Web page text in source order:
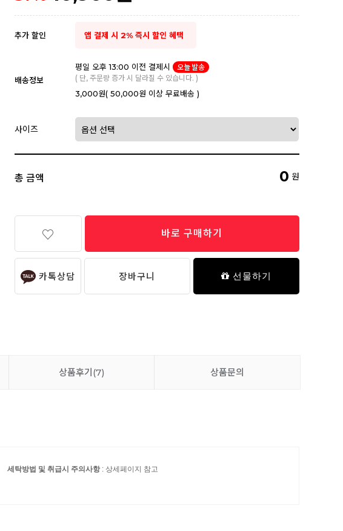
추가 할인 앱 결제 시 2% 즉시 할인 혜택
배송정보
평일 오후 13:00 이전 결제시
오늘 발송
( 단, 주문량 증가 시 달라질 수 있습니다. )
3,000원( 50,000원 이상 무료배송 )
사이즈
총 금액 0 원
바로 구매하기
카톡상담 장바구니 선물하기
상품후기(7) 상품문의
세탁방법 및 취급시 주의사항: 상세페이지 참고